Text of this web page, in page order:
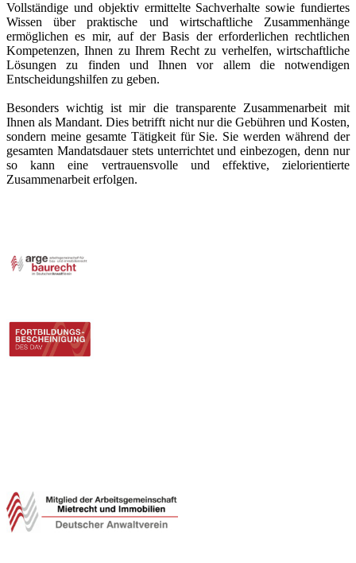
Vollständige und objektiv ermittelte Sachverhalte sowie fundiertes
Wissen über praktische und wirtschaftliche Zusammenhänge
ermöglichen es mir, auf der Basis der erforderlichen rechtlichen
Kompetenzen, Ihnen zu Ihrem Recht zu verhelfen, wirtschaftliche
Lösungen zu finden und Ihnen vor allem die notwendigen
Entscheidungshilfen zu geben.
Besonders wichtig ist mir die transparente Zusammenarbeit mit
Ihnen als Mandant. Dies betrifft nicht nur die Gebühren und Kosten,
sondern meine gesamte Tätigkeit für Sie. Sie werden während der
gesamten Mandatsdauer stets unterrichtet und einbezogen, denn nur
so kann eine vertrauensvolle und effektive, zielorientierte
Zusammenarbeit erfolgen.